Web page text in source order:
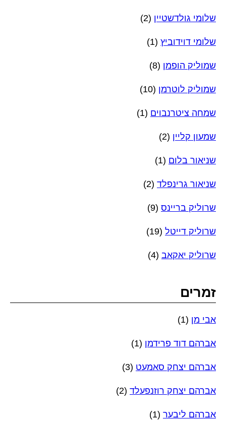
שלומי גולדשטיין (2)
שלומי דוידוביץ (1)
שמוליק הופמן (8)
שמוליק לוטרמן (10)
שמחה ציטרנבוים (1)
שמעון קליין (2)
שניאור בלום (1)
שניאור גרינפלד (2)
שרוליק בריינס (9)
שרוליק דייטל (19)
שרוליק יאקאב (4)
זמרים
אבי מן (1)
אברהם דוד פרידמן (1)
אברהם יצחק סאמעט (3)
אברהם יצחק רוזנפעלד (2)
אברהם ליבער (1)